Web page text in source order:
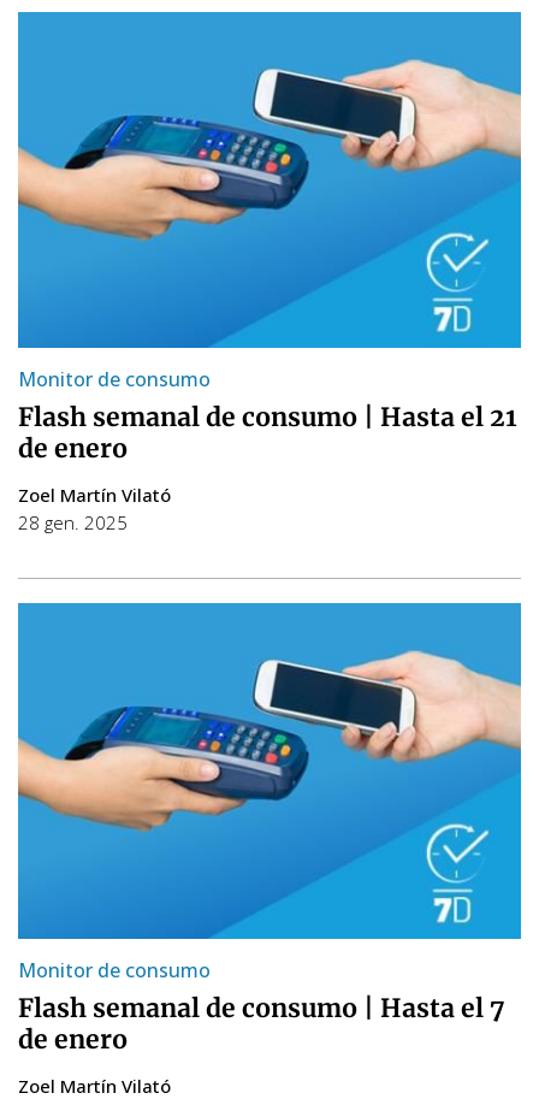
Monitor de consumo
Flash semanal de consumo | Hasta el 21
de enero
Zoel Martín Vilató
28 gen. 2025
Monitor de consumo
Flash semanal de consumo | Hasta el 7
de enero
Zoel Martín Vilató